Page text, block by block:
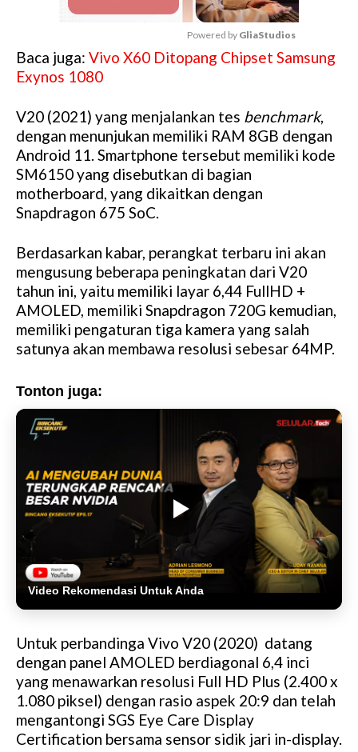
M
e
Powered by GliaStudios
Baca juga: Vivo X60 Ditopang Chipset Samsung
Exynos 1080
V20 (2021) yang menjalankan tes benchmark,
dengan menunjukan memiliki RAM 8GB dengan
Android 11. Smartphone tersebut memiliki kode
SM6150 yang disebutkan di bagian
motherboard, yang dikaitkan dengan
Snapdragon 675 SoC.
Berdasarkan kabar, perangkat terbaru ini akan
mengusung beberapa peningkatan dari V20
tahun ini, yaitu memiliki layar 6,44 FullHD +
AMOLED, memiliki Snapdragon 720G kemudian,
memiliki pengaturan tiga kamera yang salah
satunya akan membawa resolusi sebesar 64MP.
Tonton juga:
Video Rekomendasi Untuk Anda
Untuk perbandinga Vivo V20 (2020) datang
dengan panel AMOLED berdiagonal 6,4 inci
yang menawarkan resolusi Full HD Plus (2.400 x
1.080 piksel) dengan rasio aspek 20:9 dan telah
mengantongi SGS Eye Care Display
Certification bersama sensor sidik jari in-display.